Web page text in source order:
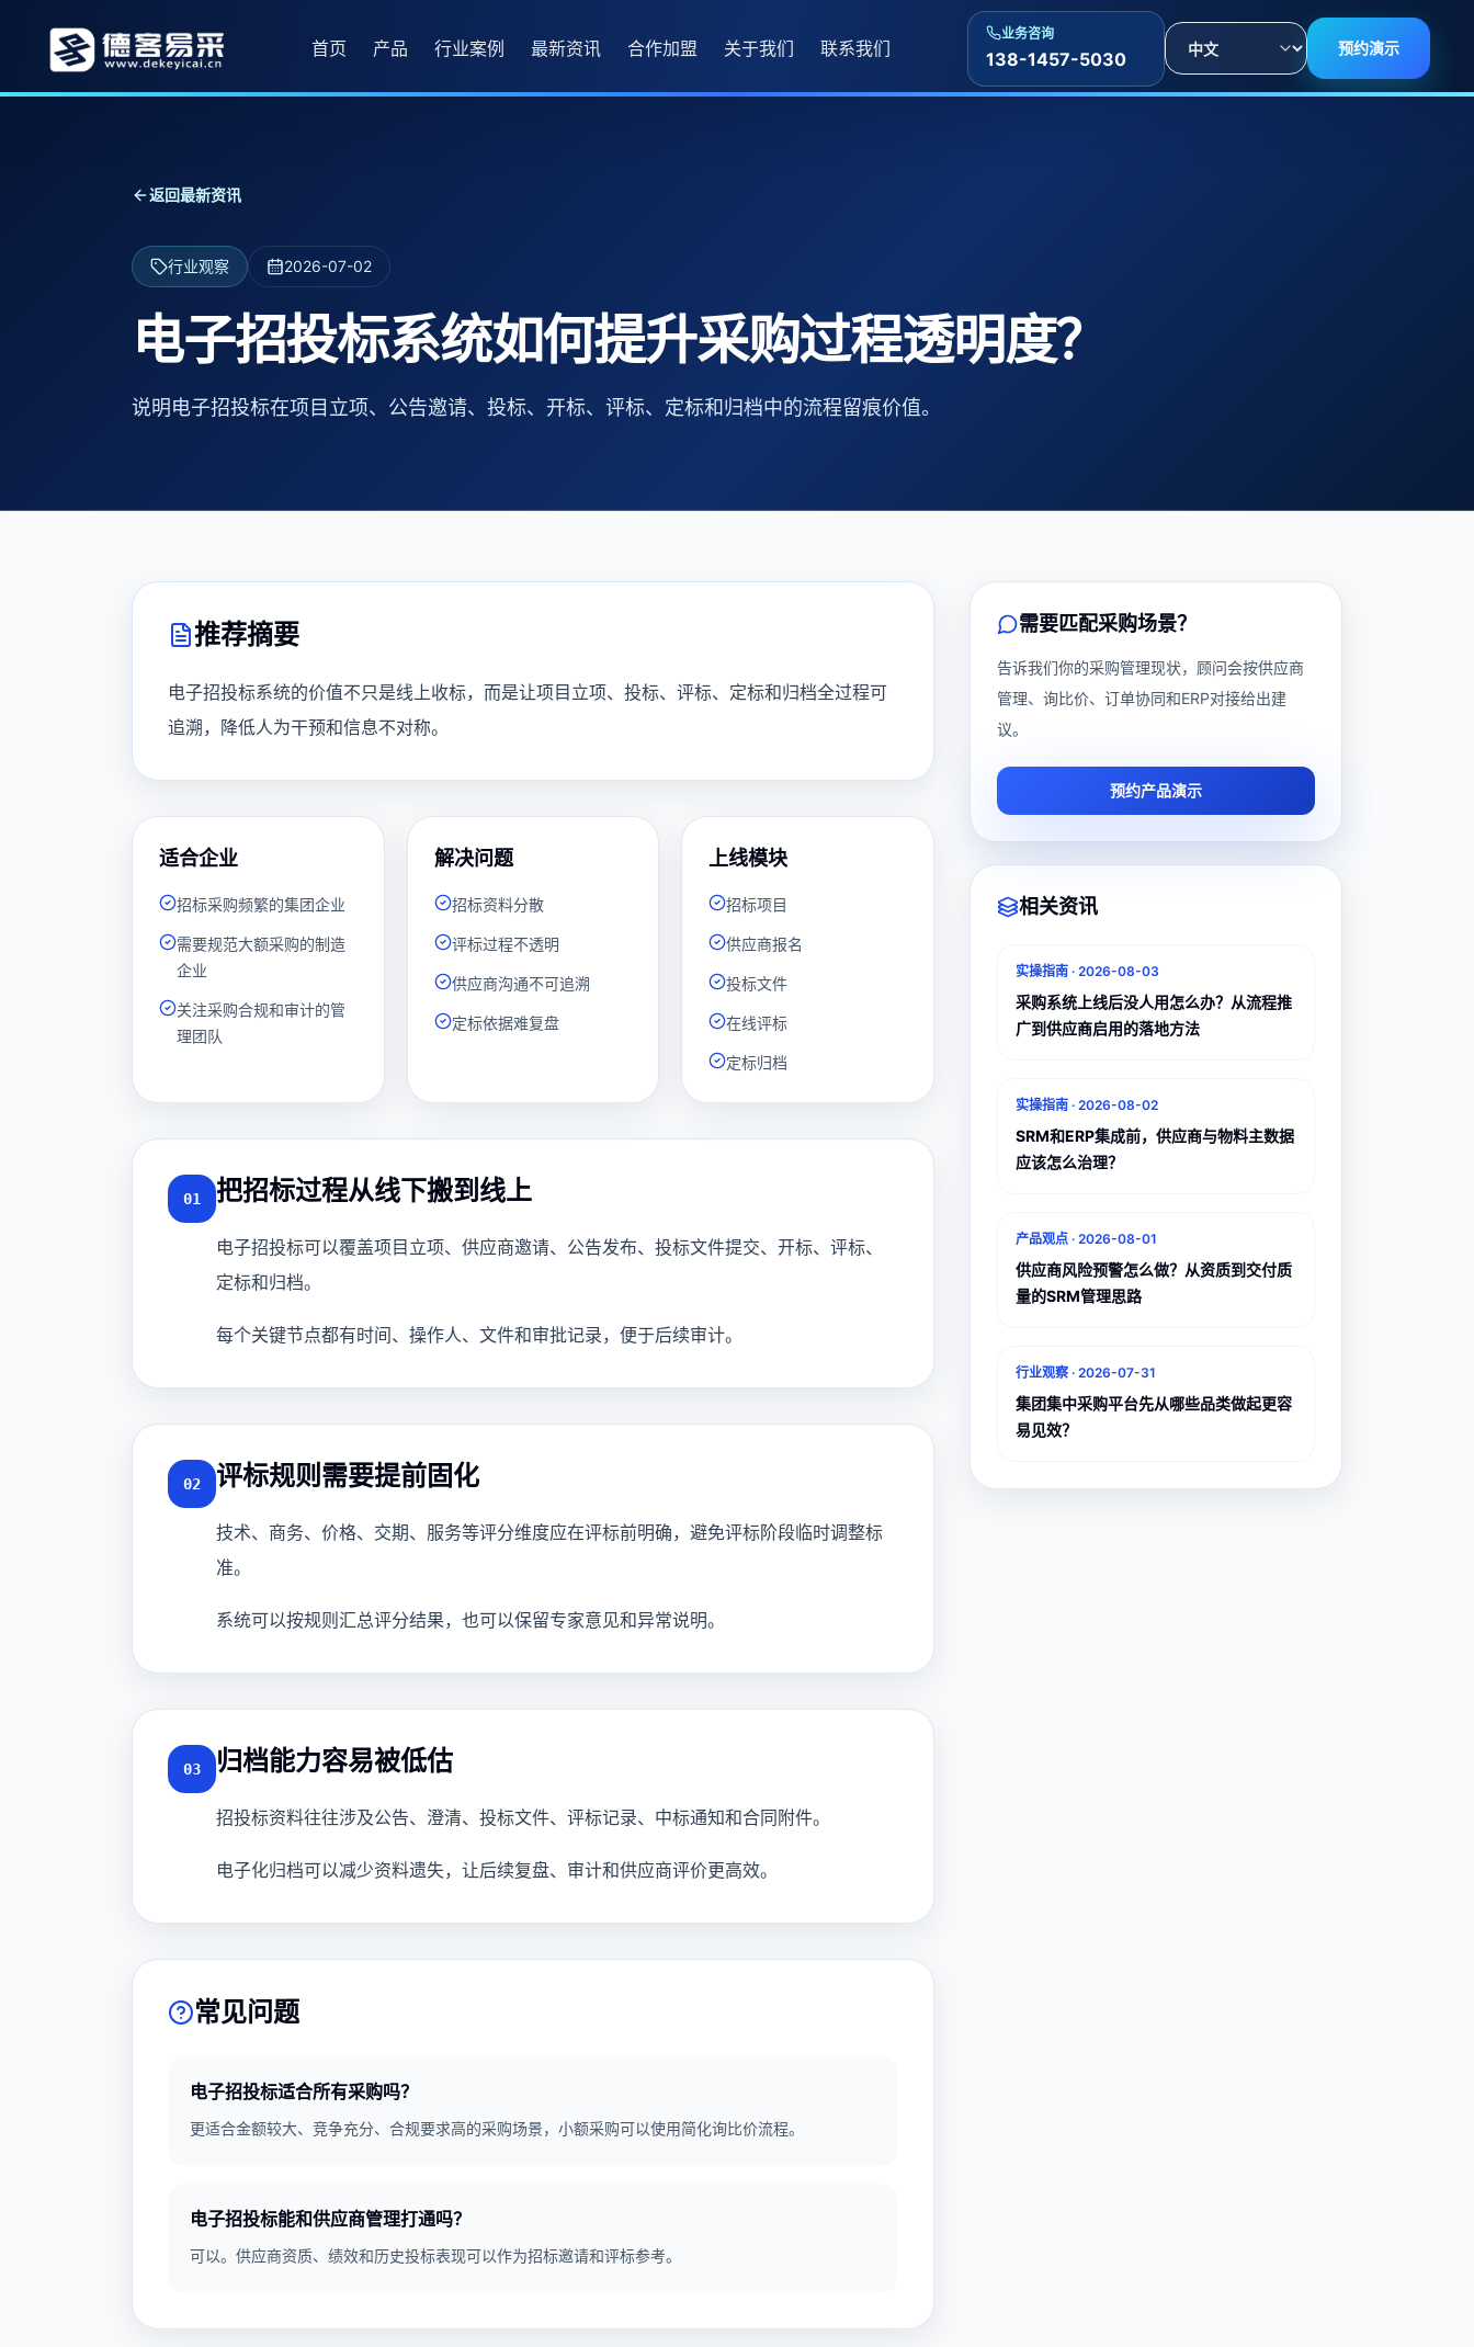
首页 产品 行业案例 最新资讯 合作加盟 关于我们 联系我们
业务咨询
138-1457-5030
Language
预约演示
返回最新资讯
行业观察 2026-07-02
电子招投标系统如何提升采购过程透明度？
说明电子招投标在项目立项、公告邀请、投标、开标、评标、定标和归档中的流程留痕价值。
推荐摘要
电子招投标系统的价值不只是线上收标，而是让项目立项、投标、评标、定标和归档全过程可
追溯，降低人为干预和信息不对称。
适合企业
招标采购频繁的集团企业
需要规范大额采购的制造
企业
关注采购合规和审计的管
理团队
解决问题
招标资料分散
评标过程不透明
供应商沟通不可追溯
定标依据难复盘
上线模块
招标项目
供应商报名
投标文件
在线评标
定标归档
01 把招标过程从线下搬到线上
电子招投标可以覆盖项目立项、供应商邀请、公告发布、投标文件提交、开标、评标、
定标和归档。
每个关键节点都有时间、操作人、文件和审批记录，便于后续审计。
02 评标规则需要提前固化
技术、商务、价格、交期、服务等评分维度应在评标前明确，避免评标阶段临时调整标
准。
系统可以按规则汇总评分结果，也可以保留专家意见和异常说明。
03 归档能力容易被低估
招投标资料往往涉及公告、澄清、投标文件、评标记录、中标通知和合同附件。
电子化归档可以减少资料遗失，让后续复盘、审计和供应商评价更高效。
常见问题
电子招投标适合所有采购吗？
更适合金额较大、竞争充分、合规要求高的采购场景，小额采购可以使用简化询比价流程。
电子招投标能和供应商管理打通吗？
可以。供应商资质、绩效和历史投标表现可以作为招标邀请和评标参考。
需要匹配采购场景？
告诉我们你的采购管理现状，顾问会按供应商
管理、询比价、订单协同和ERP对接给出建
议。
预约产品演示
相关资讯
实操指南 · 2026-08-03
采购系统上线后没人用怎么办？从流程推
广到供应商启用的落地方法
实操指南 · 2026-08-02
SRM和ERP集成前，供应商与物料主数据
应该怎么治理？
产品观点 · 2026-08-01
供应商风险预警怎么做？从资质到交付质
量的SRM管理思路
行业观察 · 2026-07-31
集团集中采购平台先从哪些品类做起更容
易见效？